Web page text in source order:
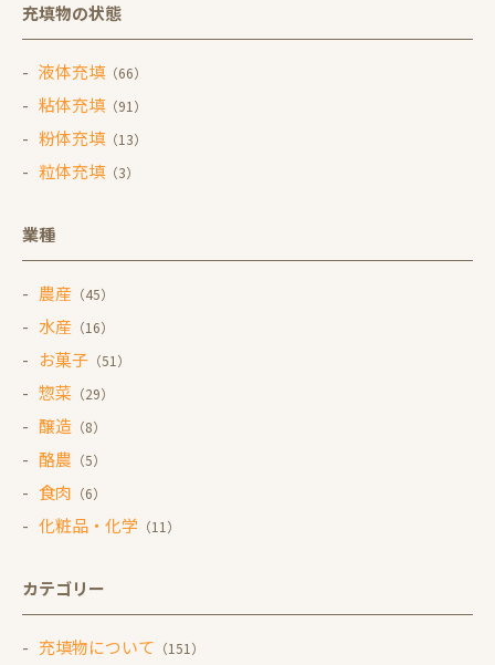
充填物の状態
液体充填（66）
粘体充填（91）
粉体充填（13）
粒体充填（3）
業種
農産 （45）
水産 （16）
お菓子 （51）
惣菜 （29）
醸造 （8）
酪農 （5）
食肉 （6）
化粧品・化学 （11）
カテゴリー
充填物について （151）